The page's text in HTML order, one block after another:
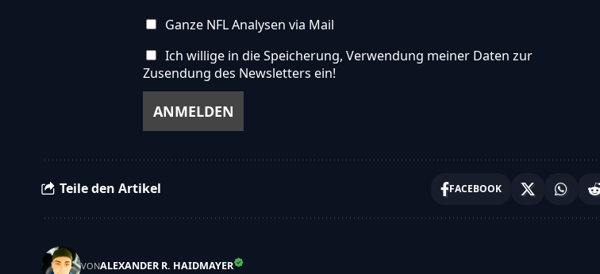
Ganze NFL Analysen via Mail
Ich willige in die Speicherung, Verwendung meiner Daten zur
Zusendung des Newsletters ein!
Teile den Artikel FACEBOOK
VONALEXANDER R. HAIDMAYER